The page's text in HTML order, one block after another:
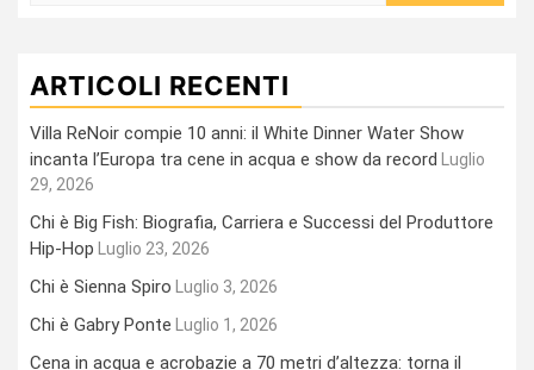
ARTICOLI RECENTI
Villa ReNoir compie 10 anni: il White Dinner Water Show
incanta l’Europa tra cene in acqua e show da record
Luglio
29, 2026
Chi è Big Fish: Biografia, Carriera e Successi del Produttore
Hip-Hop
Luglio 23, 2026
Chi è Sienna Spiro Luglio 3, 2026
Chi è Gabry Ponte Luglio 1, 2026
Cena in acqua e acrobazie a 70 metri d’altezza: torna il